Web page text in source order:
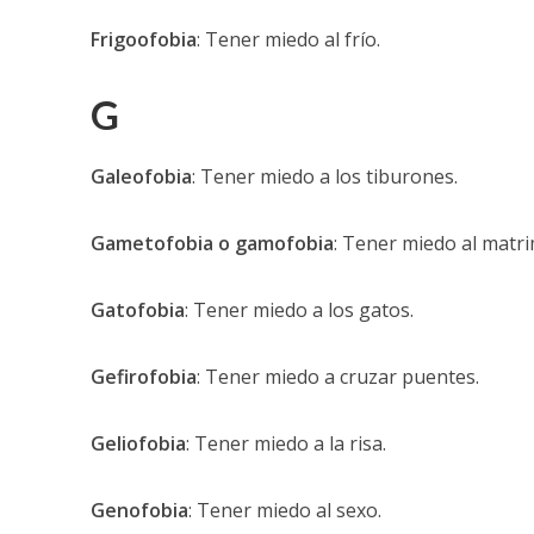
Frigoofobia: Tener miedo al frío.
G
Galeofobia: Tener miedo a los tiburones.
Gametofobia o gamofobia: Tener miedo al
Gatofobia: Tener miedo a los gatos.
Gefirofobia: Tener miedo a cruzar puentes.
Geliofobia: Tener miedo a la risa.
Genofobia: Tener miedo al sexo.